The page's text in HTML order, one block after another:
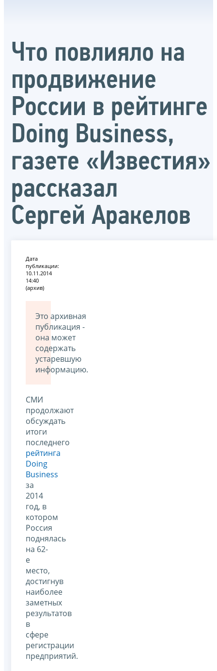
Что повлияло на
продвижение
России в рейтинге
Doing Business,
газете «Известия»
рассказал
Сергей Аракелов
Дата
публикации:
10.11.2014
14:40
(архив)
Это архивная
публикация -
она может
содержать
устаревшую
информацию.
СМИ
продолжают
обсуждать
итоги
последнего
рейтинга
Doing
Business
за
2014
год, в
котором
Россия
поднялась
на 62-
е
место,
достигнув
наиболее
заметных
результатов
в
сфере
регистрации
предприятий.